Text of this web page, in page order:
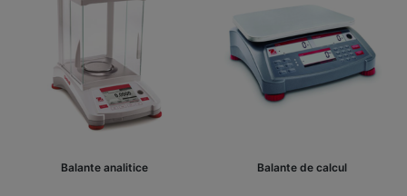
Balante analitice Balante de calcul